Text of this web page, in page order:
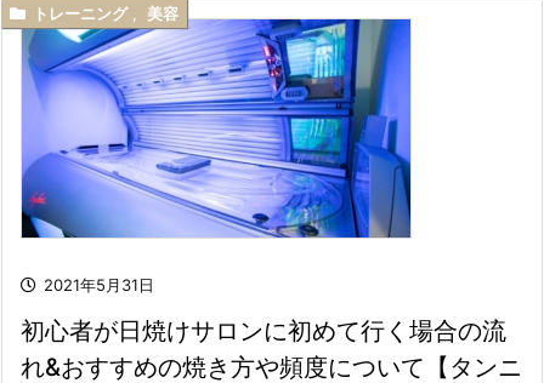
2021年5月31日
トレーニング 美容
初心者が日焼けサロンに初めて行く場合の流
れ&おすすめの焼き方や頻度について【タンニ